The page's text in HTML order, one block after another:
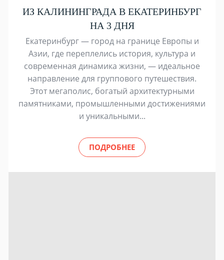
ИЗ КАЛИНИНГРАДА В ЕКАТЕРИНБУРГ
НА 3 ДНЯ
Екатеринбург — город на границе Европы и
Азии, где переплелись история, культура и
современная динамика жизни, — идеальное
направление для группового путешествия.
Этот мегаполис, богатый архитектурными
памятниками, промышленными достижениями
и уникальными...
ПОДРОБНЕЕ